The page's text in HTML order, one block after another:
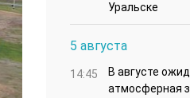
Уральске
5 августа
14:45
В августе
атмосферная